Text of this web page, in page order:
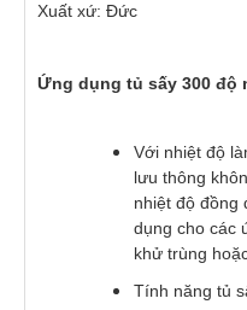
Xuất xứ: Đức
Ứng dụng tủ sấy 300 độ
Với nhiệt độ
lưu thông
nhiệt độ đồng
dụng cho các
khử trùng
Tính năng tủ